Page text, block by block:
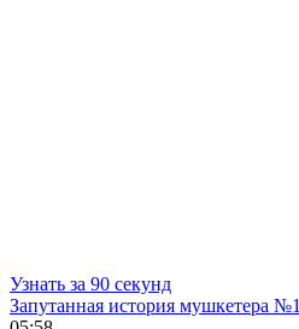
Узнать за 90 секунд
Запутанная история мушкетера №1